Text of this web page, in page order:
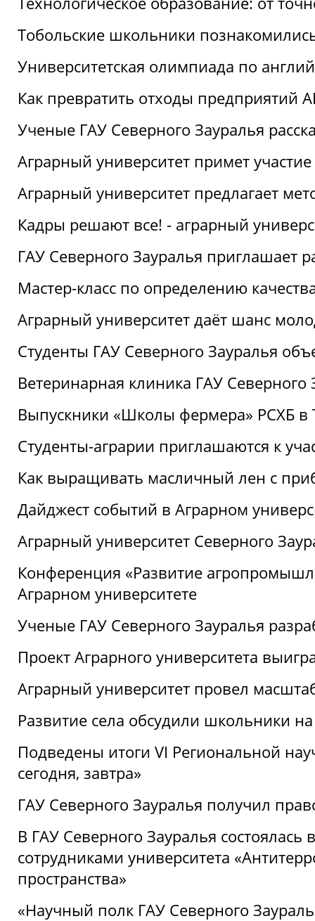
Тобольские школьники
Университетская олимпиада по
Как превратить отходы предприятий
Ученые ГАУ Северного Зауралья
Аграрный университет примет
Аграрный университет предлагает
Кадры решают все! - аграрный
ГАУ Северного Зауралья приглашает
Мастер-класс по определению
Аграрный университет даёт шанс
Студенты ГАУ Северного Зауралья
Ветеринарная клиника ГАУ Северного
Выпускники «Школы фермера» РСХБ
Студенты-аграрии приглашаются к
Как выращивать масличный лен с
Дайджест событий в Аграрном
Аграрный университет Северного
Конференция «Развитие
Аграрном университете
Ученые ГАУ Северного Зауралья
Проект Аграрного университета
Аграрный университет провел
Развитие села обсудили школьники
Подведены итоги VI Региональной
сегодня, завтра»
ГАУ Северного Зауралья получил
В ГАУ Северного Зауралья состоялась
сотрудниками университета
пространства»
«Научный полк ГАУ Северного